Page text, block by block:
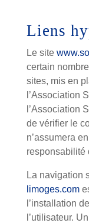
Liens
Le site
certain
sites, mis en
l’Association
l’Association
de vérifier le
n’assumera
responsabilité
La navigation
limoges.com
l’installation
l’utilisateur.